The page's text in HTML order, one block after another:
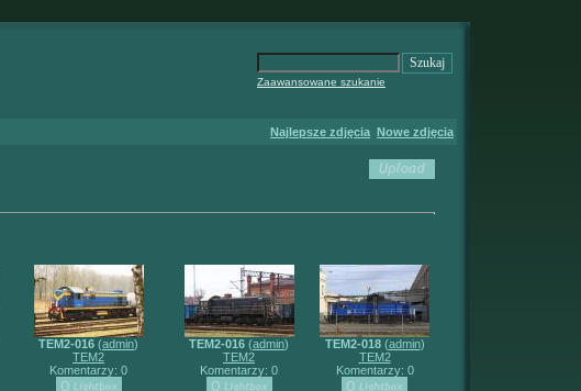
Zaawansowane szukanie
Najlepsze zdjęcia Nowe zdjęcia
TEM2-016 (admin)
TEM2
Komentarzy: 0
TEM2-016 (admin)
TEM2
Komentarzy: 0
TEM2-018(admin)
TEM2
Komentarzy: 0